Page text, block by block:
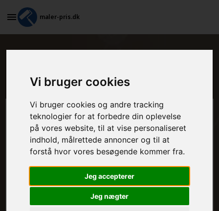
Vi bruger cookies
Vi bruger cookies og andre tracking
teknologier for at forbedre din oplevelse
på vores website, til at vise personaliseret
indhold, målrettede annoncer og til at
forstå hvor vores besøgende kommer fra.
Jeg accepterer
Jeg nægter
maler-pris.dk
Højby
Beregn prisen her
MALEROPGAVER - INDVENDIGT:
MALEROPGAVER - UDVENDIGT: